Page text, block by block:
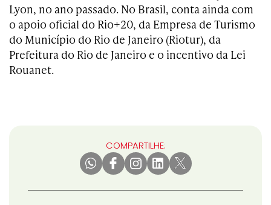
Lyon, no ano passado. No Brasil, conta ainda com
o apoio oficial do Rio+20, da Empresa de Turismo
do Município do Rio de Janeiro (Riotur), da
Prefeitura do Rio de Janeiro e o incentivo da Lei
Rouanet.
COMPARTILHE: